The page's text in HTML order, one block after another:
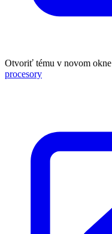
Otvoriť tému v novom okne
procesory